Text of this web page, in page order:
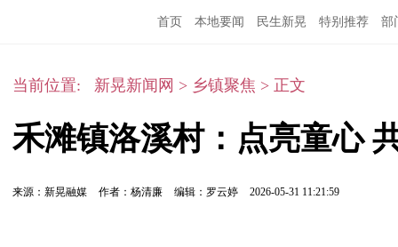
首页 本地要闻 民生新晃 特别推荐 部
当前位置: 新晃新闻网 > 乡镇聚焦 > 正文
禾滩镇洛溪村：点亮童心
来源：新晃融媒 作者：杨清廉 编辑：罗云婷 2026-05-31 11:21:59